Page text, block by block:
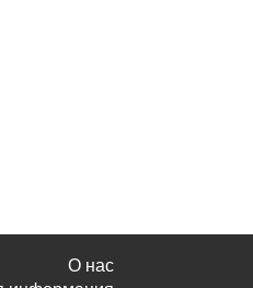
О нас